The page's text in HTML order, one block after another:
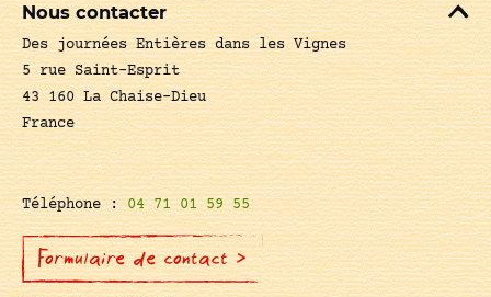
Nous contacter
Des journées Entières dans les Vignes
5 rue Saint-Esprit
43 160 La Chaise-Dieu
France
Téléphone :04 71 01 59 55
Formulaire de contact >